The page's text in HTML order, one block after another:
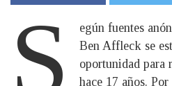
S
egún fuentes
Ben Affleck se
oportunidad para
hace 17 años.